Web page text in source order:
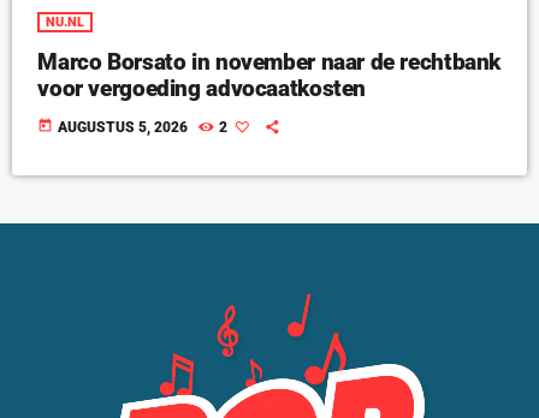
NU.NL
Marco Borsato in november naar de rechtbank
voor vergoeding advocaatkosten
today AUGUSTUS 5, 2026 2